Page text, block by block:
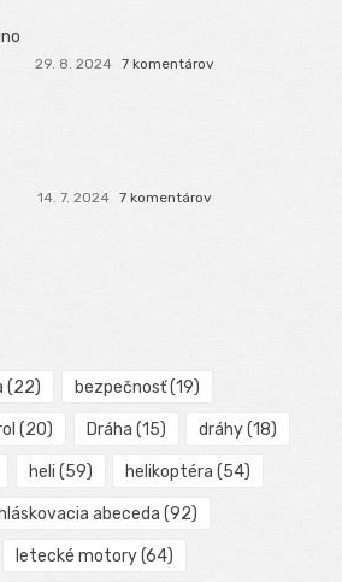
29. 8. 2024 7 komentárov
14. 7. 2024 7 komentárov
(22) bezpečnosť(19)
(20) Dráha (15) dráhy(18)
heli (59) helikoptéra (54)
hláskovacia abeceda (92)
letecké motory(64)